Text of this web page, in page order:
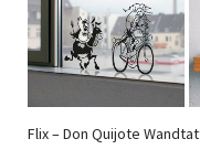
Flix – Don Quijote